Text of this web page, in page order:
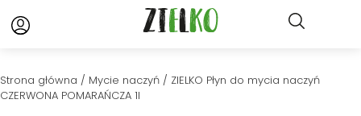
Strona główna / Mycie naczyń / ZIELKO Płyn do mycia naczyń
CZERWONA POMARAŃCZA 1l